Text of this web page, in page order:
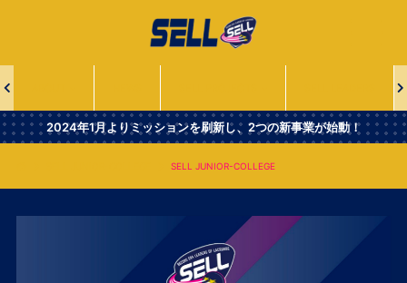
団
法
Second
Era
2024年1月よりミッションを刷新し、2つの新事業が始動！
SELL JUNIOR-COLLEGE